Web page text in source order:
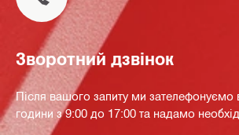
Зворотний дзвінок
Після вашого запиту ми зателефонуємо
години з 9:00 до 17:00 та надамо